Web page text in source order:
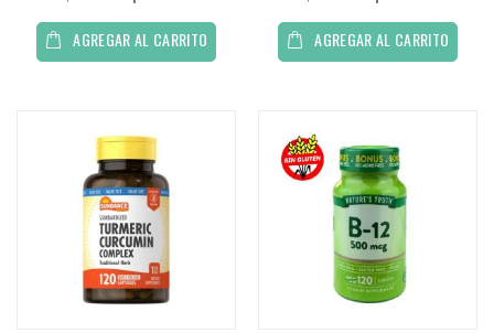
AGREGAR AL CARRITO AGREGAR AL CARRITO